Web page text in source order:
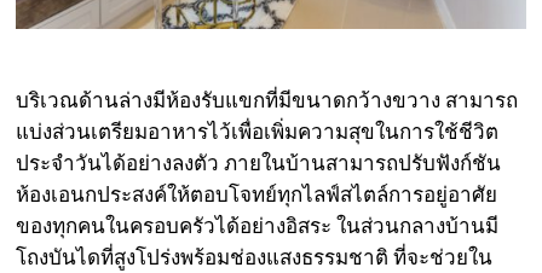
บริเวณด้านล่างมีห้องรับแขกที่มีขนาดกว้างขวาง สามารถ
แบ่งส่วนเตรียมอาหารไว้เพื่อเพิ่มความสุขในการใช้ชีวิต
ประจำวันได้อย่างลงตัว ภายในบ้านสามารถปรับฟังก์ชัน
ห้องเอนกประสงค์ให้ตอบโจทย์ทุกไลฟ์สไตล์การอยู่อาศัย
ของทุกคนในครอบครัวได้อย่างอิสระ ในส่วนกลางบ้านมี
โถงบันไดที่สูงโปร่งพร้อมช่องแสงธรรมชาติ ที่จะช่วยใน